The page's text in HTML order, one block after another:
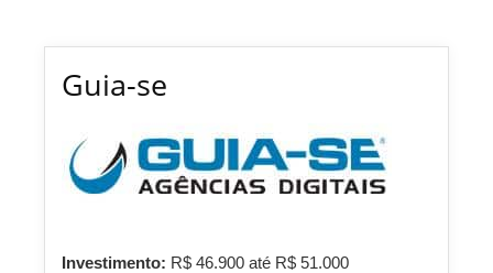
Guia-se
Investimento: R$ 46.900 até R$ 51.000